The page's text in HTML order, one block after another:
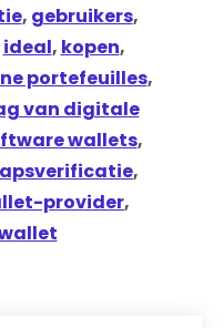
, gebruikers,
ideal, kopen,
portefeuilles,
van digitale
wallets,
,
provider,